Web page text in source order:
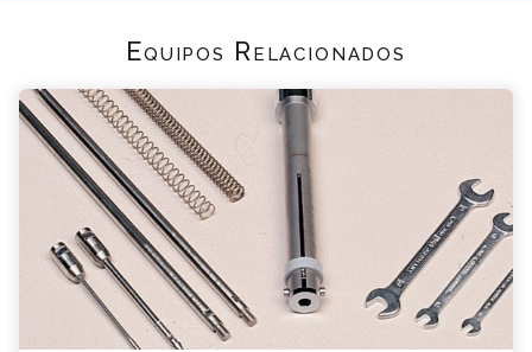
Equipos Relacionados